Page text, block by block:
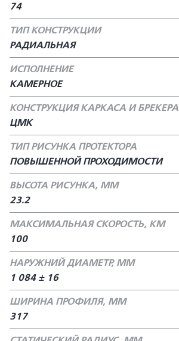
74
ТИП КОНСТРУКЦИИ
РАДИАЛЬНАЯ
ИСПОЛНЕНИЕ
КАМЕРНОЕ
КОНСТРУКЦИЯ КАРКАСА И БРЕКЕРА
ЦМК
ТИП РИСУНКА ПРОТЕКТОРА
ПОВЫШЕННОЙ ПРОХОДИМОСТИ
ВЫСОТА РИСУНКА, ММ
23.2
МАКСИМАЛЬНАЯ СКОРОСТЬ, КМ
100
НАРУЖНИЙ ДИАМЕТР, ММ
1 084 ± 16
ШИРИНА ПРОФИЛЯ, ММ
317